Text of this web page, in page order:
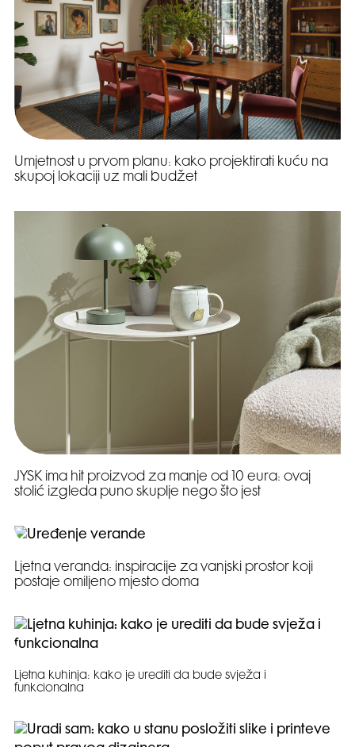
Umjetnost u prvom planu: kako projektirati kuću na
skupoj lokaciji uz mali budžet
JYSK ima hit proizvod za manje od 10 eura: ovaj
stolić izgleda puno skuplje nego što jest
Ljetna veranda: inspiracije za vanjski prostor koji
postaje omiljeno mjesto doma
Ljetna kuhinja: kako je urediti da bude svježa i
funkcionalna